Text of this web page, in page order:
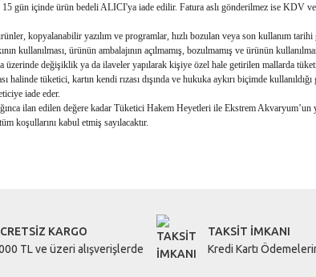
15 gün içinde ürün bedeli ALICI'ya iade edilir. Fatura aslı gönderilmez ise
kopyalanabilir yazılım ve programlar, hızlı bozulan veya son kullanım
kullanılması, ürünün ambalajının açılmamış, bozulmamış ve ürünün
değişiklik ya da ilaveler yapılarak kişiye özel hale getirilen mallarda
halinde tüketici, kartın kendi rızası dışında ve hukuka aykırı biçimde
iade eder.
ilan edilen değere kadar Tüketici Hakem Heyetleri ile Ekstrem
koşullarını kabul etmiş sayılacaktır.
KARGO
TL ve üzeri alışverişlerde
TAKSİT İMKANI
Kredi Kartı